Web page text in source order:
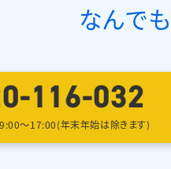
なんでも
116-032
〜17:00(年末年始は除きます)